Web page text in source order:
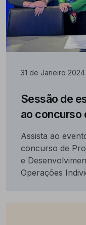
31 de Janeiro 2024
Sessão de
ao concurso
Assista ao
concurso de
e
Operações